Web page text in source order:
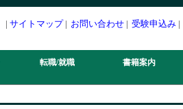
| サイトマップ| お問い合わせ | 受験申込み |
転職/就職 書籍案内